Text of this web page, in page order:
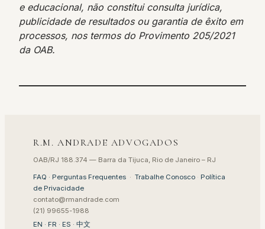
e educacional, não constitui consulta jurídica,
publicidade de resultados ou garantia de êxito em
processos, nos termos do Provimento 205/2021
da OAB.
R.M. ANDRADE ADVOGADOS
OAB/RJ 188.374 — Barra da Tijuca, Rio de Janeiro – RJ
FAQ · Perguntas Frequentes · Trabalhe Conosco · Política
de Privacidade
contato@rmandrade.com
(21) 99655-1988
EN · FR · ES · 中文